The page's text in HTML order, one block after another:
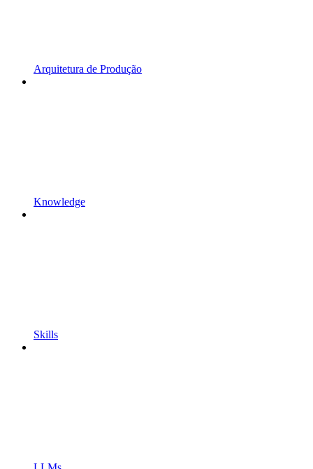
Arquitetura de Produção
Knowledge
Skills